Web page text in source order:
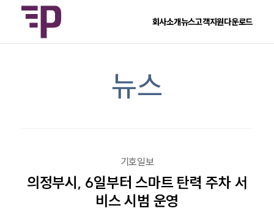
회사소개뉴스고객지원다운로드
뉴스
기호일보
의정부시, 6일부터 스마트 탄력 주차 서
비스 시범 운영